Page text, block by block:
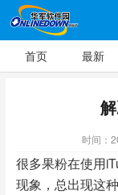
首页 最新
时间：
很多果粉在使用
现象，总出现这